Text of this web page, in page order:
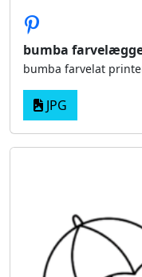
bumba
bumba farvelat
JPG